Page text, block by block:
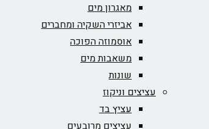
מאגרון מים
אביזרי השקיה ומחברים
אוסמוזה הפוכה
משאבות מים
שונות
עציצים וניקוז
עציץ בד
עציצים מרובעים